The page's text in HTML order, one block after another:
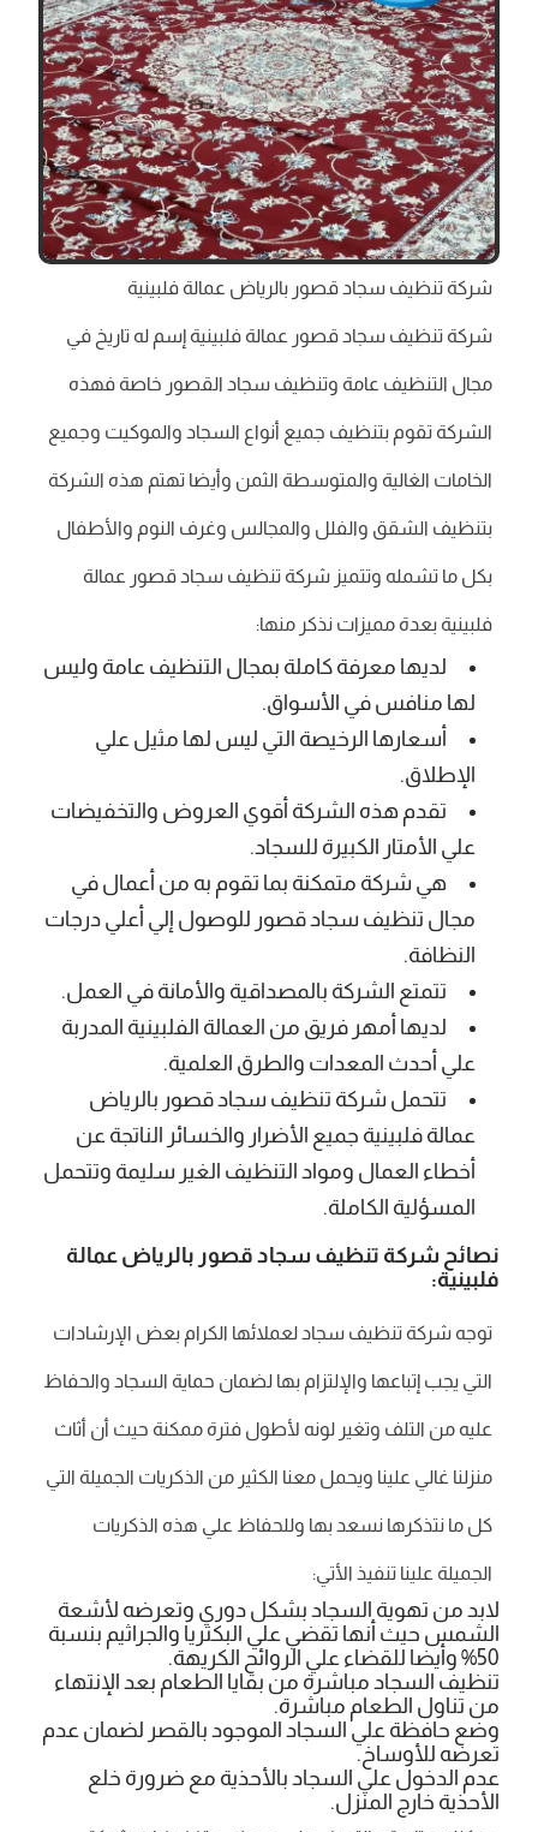
شركة تنظيف سجاد قصور بالرياض عمالة فلبينية
شركة تنظيف سجاد قصور عمالة فلبينية إسم له تاريخ في
مجال التنظيف عامة وتنظيف سجاد القصور خاصة فهذه
الشركة تقوم بتنظيف جميع أنواع السجاد والموكيت وجميع
الخامات الغالية والمتوسطة الثمن وأيضا تهتم هذه الشركة
بتنظيف الشقق والفلل والمجالس وغرف النوم والأطفال
بكل ما تشمله وتتميز شركة تنظيف سجاد قصور عمالة
فلبينية بعدة مميزات نذكر منها:
لديها معرفة كاملة بمجال التنظيف عامة وليس
لها منافس في الأسواق.
أسعارها الرخيصة التي ليس لها مثيل علي
الإطلاق.
تقدم هذه الشركة أقوي العروض والتخفيضات
علي الأمتار الكبيرة للسجاد.
هي شركة متمكنة بما تقوم به من أعمال في
مجال تنظيف سجاد قصور للوصول إلي أعلي درجات
النظافة.
تتمتع الشركة بالمصداقية والأمانة في العمل.
لديها أمهر فريق من العمالة الفلبينية المدربة
علي أحدث المعدات والطرق العلمية.
تتحمل شركة تنظيف سجاد قصور بالرياض
عمالة فلبينية جميع الأضرار والخسائر الناتجة عن
أخطاء العمال ومواد التنظيف الغير سليمة وتتحمل
المسؤلية الكاملة.
نصائح شركة تنظيف سجاد قصور بالرياض عمالة
فلبينية:
توجه شركة تنظيف سجاد لعملائها الكرام بعض الإرشادات
التي يجب إتباعها والإلتزام بها لضمان حماية السجاد والحفاظ
عليه من التلف وتغير لونه لأطول فترة ممكنة حيث أن أثاث
منزلنا غالي علينا ويحمل معنا الكثير من الذكريات الجميلة التي
كل ما نتذكرها نسعد بها وللحفاظ علي هذه الذكريات
الجميلة علينا تنفيذ الأتي:
لابد من تهوية السجاد بشكل دوري وتعرضه لأشعة
الشمس حيث أنها تقضي علي البكتريا والجراثيم بنسبة
50% وأيضا للقضاء علي الروائح الكريهة.
تنظيف السجاد مباشرة من بقايا الطعام بعد الإنتهاء
من تناول الطعام مباشرة.
وضع حافظة علي السجاد الموجود بالقصر لضمان عدم
تعرضه للأوساخ.
عدم الدخول علي السجاد بالأحذية مع ضرورة خلع
الأحذية خارج المنزل.